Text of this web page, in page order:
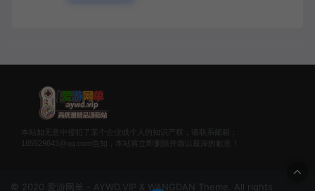
本站如无意中侵犯了某个企业或个人的知识产权，请联系邮箱：
185529643@qq.com告知，本站将立即删除并致以最深的歉意！
© 2020 爱游网单 - AYWD.VIP & WANGDAN Theme. All rights